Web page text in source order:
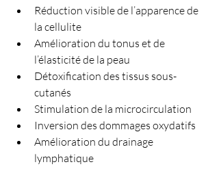
Réduction visible de l’apparence de
la cellulite
Amélioration du tonus et de
l’élasticité de la peau
Détoxification des tissus sous-
cutanés
Stimulation de la microcirculation
Inversion des dommages oxydatifs
Amélioration du drainage
lymphatique